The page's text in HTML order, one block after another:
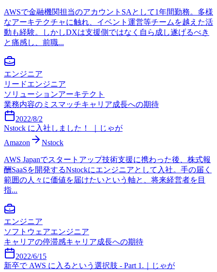
AWSで金融機関担当のアカウントSAとして1年間勤務。多様
なアーキテクチャに触れ、イベント運営等チームを越えた活
動も経験。しかしDXは支援側ではなく自ら成し遂げるべき
と痛感し、前職...
エンジニア
リードエンジニア
ソリューションアーキテクト
業務内容のミスマッチキャリア成長への期待
2022/8/2
Nstock に入社しました！ ｜じゃが
Amazon
Nstock
AWS Japanでスタートアップ技術支援に携わった後、株式報
酬SaaSを開発するNstockにエンジニアとして入社。手の届く
範囲の人々に価値を届けたいという軸と、将来経営者を目
指...
エンジニア
ソフトウェアエンジニア
キャリアの停滞感キャリア成長への期待
2022/6/15
新卒で AWS に入るという選択肢 - Part 1.｜じゃが